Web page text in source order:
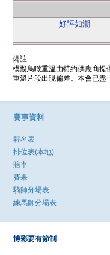
好評如潮
備註
模擬鳥瞰重溫由特約供應商提
重溫片段出現偏差。本會已盡
賽事資料
報名表
排位表(本地)
賠率
賽果
騎師分場表
練馬師分場表
博彩要有節制